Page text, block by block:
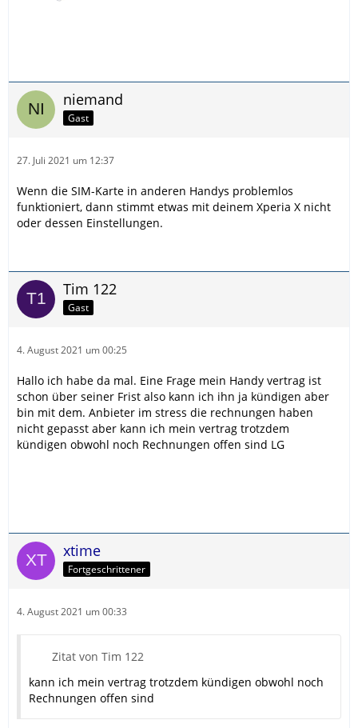
niemand
Gast
27. Juli 2021 um 12:37
Wenn die SIM-Karte in anderen Handys problemlos
funktioniert, dann stimmt etwas mit deinem Xperia X nicht
oder dessen Einstellungen.
Tim 122
Gast
4. August 2021 um 00:25
Hallo ich habe da mal. Eine Frage mein Handy vertrag ist
schon über seiner Frist also kann ich ihn ja kündigen aber
bin mit dem. Anbieter im stress die rechnungen haben
nicht gepasst aber kann ich mein vertrag trotzdem
kündigen obwohl noch Rechnungen offen sind LG
xtime
Fortgeschrittener
4. August 2021 um 00:33
Zitat von Tim 122
kann ich mein vertrag trotzdem kündigen obwohl noch
Rechnungen offen sind